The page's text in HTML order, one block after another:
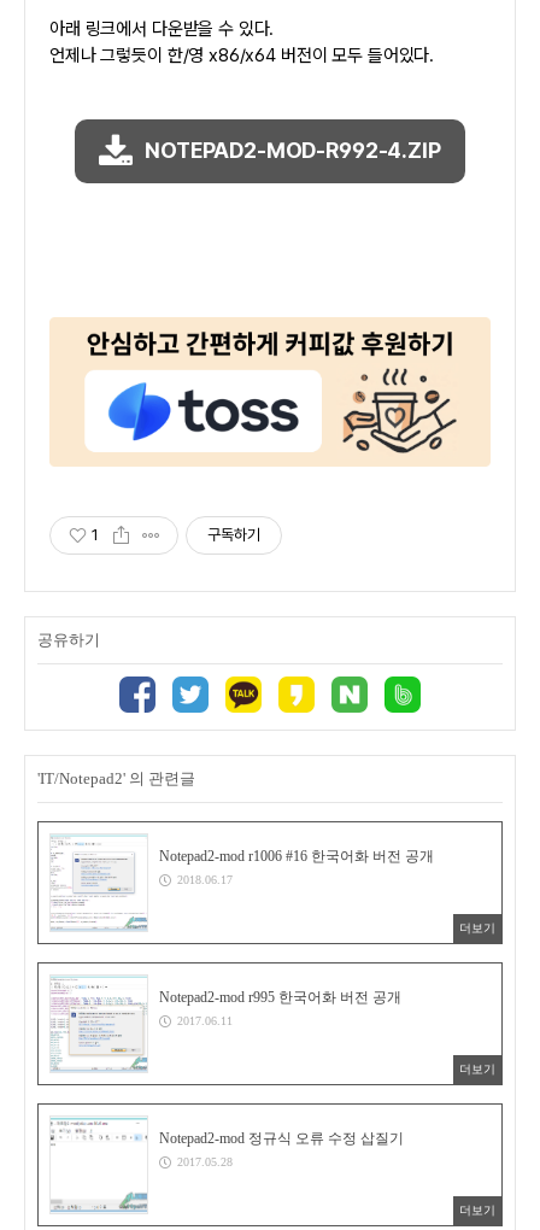
아래 링크에서 다운받을 수 있다.
언제나 그렇듯이 한/영 x86/x64 버전이 모두 들어있다.
NOTEPAD2-MOD-R992-4.ZIP
1 구독하기
공유하기
'IT/Notepad2' 의 관련글
Notepad2-mod r1006 #16 한국어화 버전 공개
2018.06.17
더보기
Notepad2-mod r995 한국어화 버전 공개
2017.06.11
더보기
Notepad2-mod 정규식 오류 수정 삽질기
2017.05.28
더보기